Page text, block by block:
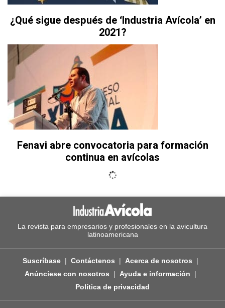
¿Qué sigue después de ‘Industria Avícola’ en
2021?
Fenavi abre convocatoria para formación
continua en avícolas
La revista para empresarios y profesionales en la avicultura
latinoamericana
Suscríbase Contáctenos
Acerca de nosotros
Anúnciese con nosotros
Ayuda e información
Política de privacidad